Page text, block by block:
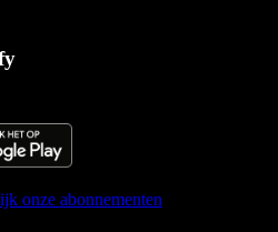
onze abonnementen